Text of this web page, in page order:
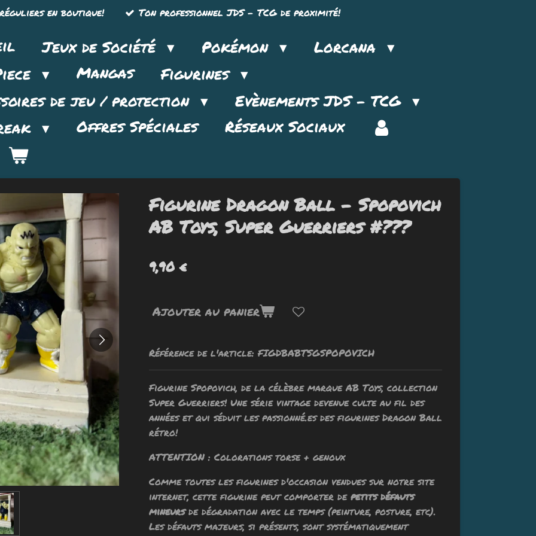
réguliers en boutique! Ton professionnel JDS - TCG de proximité!
Jeux de Société Pokémon
Lorcana
Mangas
Figurines
de jeu / protection
Evènements JDS - TCG
Offres Spéciales Réseaux Sociaux
Figurine Dragon Ball - Spopovich
AB Toys, Super Guerriers #???
9,90 €
Ajouter au panier
Référence de l'article: FIGDBABTSGSPOPOVICH
Figurine Spopovich, de la célèbre marque AB Toys, collection
Super Guerriers! Une série vintage devenue culte au fil des
années et qui séduit les passionné.es des figurines Dragon Ball
rétro!
ATTENTION : Colorations torse + genoux
Comme toutes les figurines d'occasion vendues sur notre site
internet, cette figurine peut comporter de petits défauts
mineursde dégradation avec le temps (peinture, posture, etc).
Les défauts majeurs, si présents, sont systématiquement